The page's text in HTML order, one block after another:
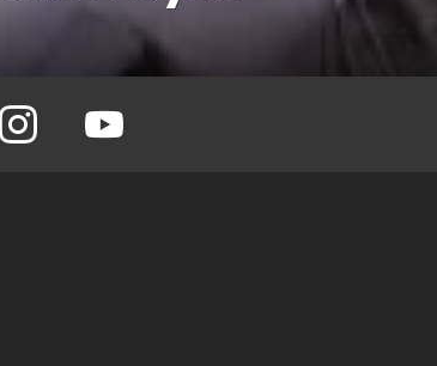
Instagram Youtube